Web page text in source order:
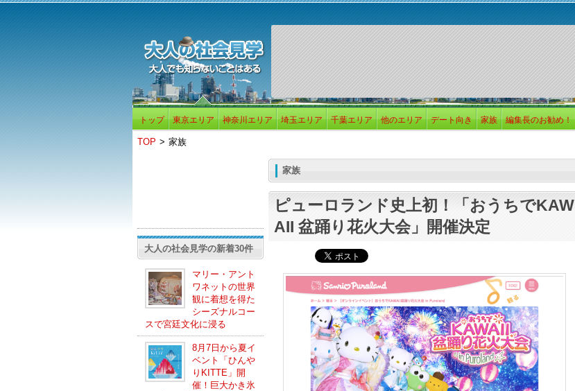
トップ 東京エリア 神奈川エリア 埼玉エリア 千葉エリア 他のエリア デート向き 家族 編集長のお勧め！
TOP > 家族
大人の社会見学の新着30件
マリー・アント
ワネットの世界
観に着想を得た
シーズナルコー
スで宮廷文化に浸る
8月7日から夏イ
ベント「ひんや
りKITTE」開
催！巨大かき氷
家族
ピューロランド史上初！「おうちでKAW
AII 盆踊り花火大会」開催決定